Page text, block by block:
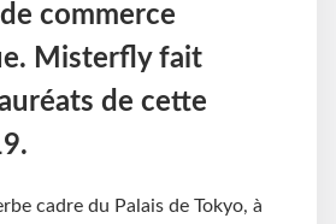
commerce
Misterfly fait
de cette
cadre du Palais de Tokyo, à